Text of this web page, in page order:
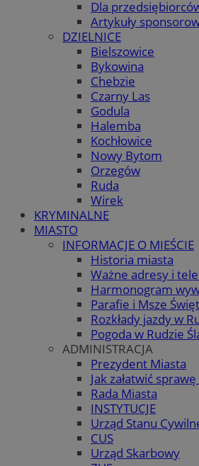
Dla
Artykuły
DZIELNICE
Bielszowice
Bykowina
Chebzie
Czarny Las
Godula
Halemba
Kochłowice
Nowy Bytom
Orzegów
Ruda
Wirek
KRYMINALNE
MIASTO
INFORMACJE O MIEŚCIE
Historia miasta
Ważne adresy i
Harmonogram
Parafie i Msze
Rozkłady jazdy w
Pogoda w Rudzie
ADMINISTRACJA
Prezydent Miasta
Jak załatwić
Rada Miasta
INSTYTUCJE
Urząd Stanu
CUS
Urząd Skarbowy